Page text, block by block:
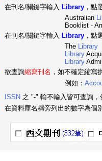
在刊名/關鍵字輸入 Library ，點
Australian
Booklist -
在刊名/關鍵字輸入 Library ，點
The Library
Library
Library
欲查詢縮寫刊名 ，如不確定縮寫
例如：
ISSN 之 "-" 輸不輸入皆可查詢
在資料庫名稱旁列出的數字為個